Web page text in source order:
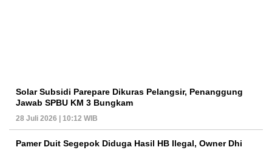
Solar Subsidi Parepare Dikuras Pelangsir, Penanggung
Jawab SPBU KM 3 Bungkam
28 Juli 2026 | 10:12 WIB
Pamer Duit Segepok Diduga Hasil HB Ilegal, Owner Dhi